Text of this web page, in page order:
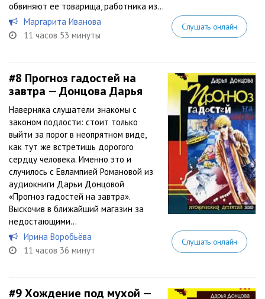
обвиняют ее товарища, работника из...
Маргарита Иванова
11 часов 53 минуты
Слушать онлайн
#8 Прогноз гадостей на
завтра — Донцова Дарья
Наверняка слушатели знакомы с
законом подлости: стоит только
выйти за порог в неопрятном виде,
как тут же встретишь дорогого
сердцу человека. Именно это и
случилось с Евлампией Романовой из
аудиокниги Дарьи Донцовой
«Прогноз гадостей на завтра».
Выскочив в ближайший магазин за
недостающими...
Ирина Воробьёва
11 часов 36 минут
Слушать онлайн
#9Хождение под мухой —